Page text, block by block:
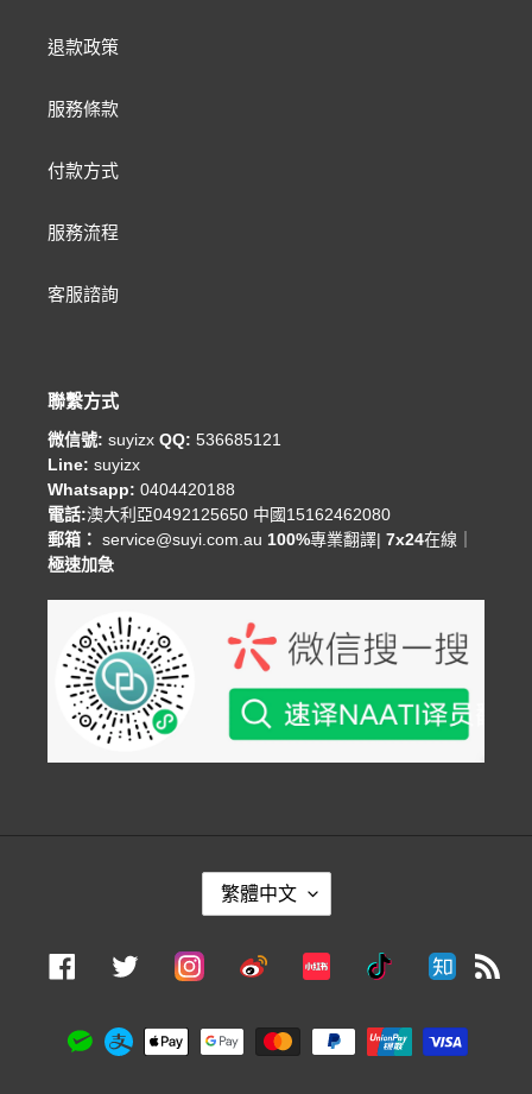
退款政策
服務條款
付款方式
服務流程
客服諮詢
聯繫方式
微信號: suyizx QQ: 536685121
Line: suyizx
Whatsapp: 0404420188
電話:澳大利亞0492125650 中國15162462080
郵箱： service@suyi.com.au 100%專業翻譯| 7x24在線｜
極速加急
語
言
繁體中文
Facebook Twitter InstagramWeibo Xiaohongshu
Douyin Zhihu
付
款